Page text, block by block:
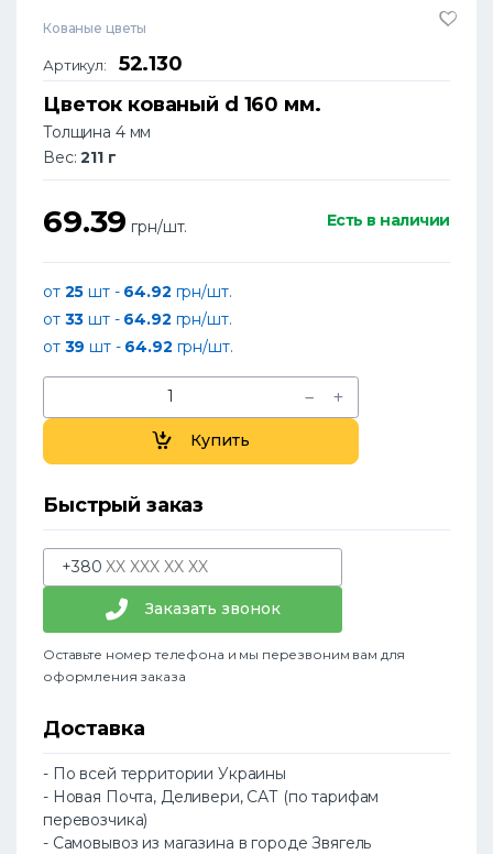
Кованые цветы
Артикул:
52.130
Цветок кованый d 160 мм.
Толщина 4 мм
Вес:211 г
69.39 грн/шт. Есть в наличии
от 25 шт - 64.92 грн/шт.
от 33 шт - 64.92 грн/шт.
от 39 шт - 64.92 грн/шт.
Купить
Быстрый заказ
+380
Заказать звонок
Оставьте номер телефона и мы перезвоним вам для
оформления заказа
Доставка
- По всей территории Украины
- Новая Почта, Деливери, САТ (по тарифам
перевозчика)
- Самовывоз из магазина в городе Звягель